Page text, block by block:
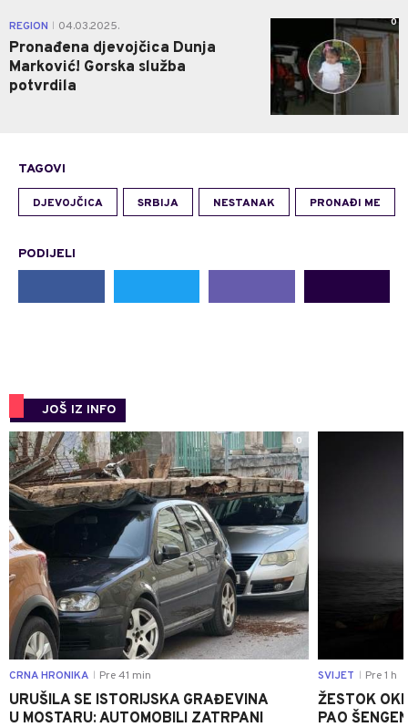
REGION 04.03.2025.
Pronađena djevojčica Dunja
Marković! Gorska služba
potvrdila
0
TAGOVI
DJEVOJČICA SRBIJA NESTANAK PRONAĐI ME
PODIJELI
JOŠ IZ INFO
0
CRNA HRONIKA Pre 41 min
URUŠILA SE ISTORIJSKA GRAĐEVINA
U MOSTARU: AUTOMOBILI ZATRPANI
SVIJET Pre 1 h
ŽESTOK
PAO